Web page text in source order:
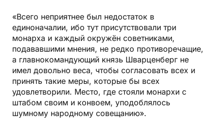
«Всего неприятнее был недостаток в
единоначалии, ибо тут присутствовали три
монарха и каждый окружён советниками,
подававшими мнения, не редко противоречащие,
а главнокомандующий князь Шварценберг не
имел довольно веса, чтобы согласовать всех и
принять такие меры, которые бы всех
удовлетворили. Место, где стояли монархи с
штабом своим и конвоем, уподоблялось
шумному народному совещанию».